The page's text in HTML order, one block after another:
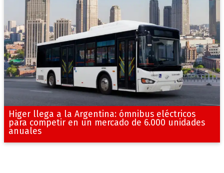
Higer llega a la Argentina: ómnibus eléctricos
para competir en un mercado de 6.000 unidades
anuales